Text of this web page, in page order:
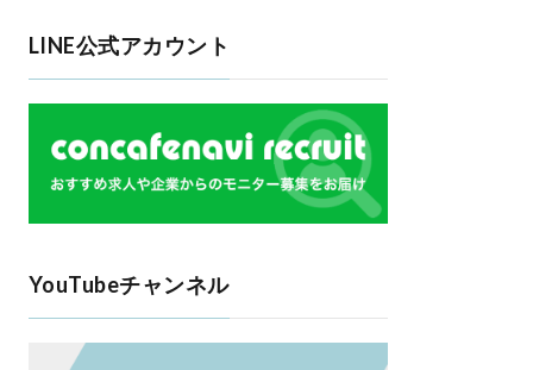
LINE公式アカウント
YouTubeチャンネル